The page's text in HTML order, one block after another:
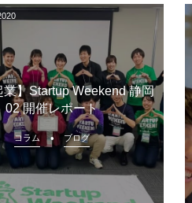
業】Startup Weekend 静岡
02 開催レポート
コラム ブログ